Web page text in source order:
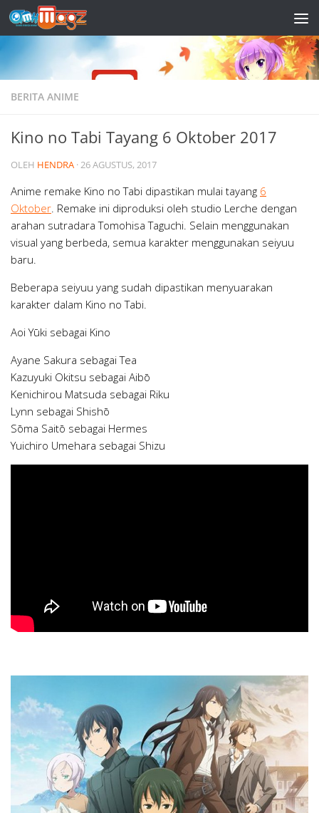
Skip to content
BERITA ANIME
Kino no Tabi Tayang 6 Oktober 2017
OLEH HENDRA ·26 AGUSTUS, 2017
Anime remake Kino no Tabi dipastikan mulai tayang 6
Oktober . Remake ini diproduksi oleh studio Lerche dengan
arahan sutradara Tomohisa Taguchi. Selain menggunakan
visual yang berbeda, semua karakter menggunakan seiyuu
baru.
Beberapa seiyuu yang sudah dipastikan menyuarakan
karakter dalam Kino no Tabi.
Aoi Yūki sebagai Kino
Ayane Sakura sebagai Tea
Kazuyuki Okitsu sebagai Aibō
Kenichirou Matsuda sebagai Riku
Lynn sebagai Shishō
Sōma Saitō sebagai Hermes
Yuichiro Umehara sebagai Shizu